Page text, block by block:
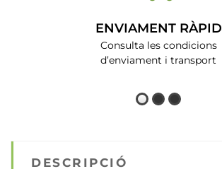
ENVIAMENT RÀPID
Consulta les condicions
d’enviament i transport
DESCRIPCIÓ